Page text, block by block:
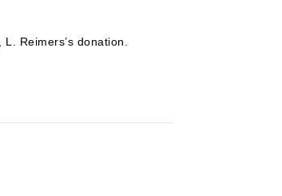
Reimers’s donation.